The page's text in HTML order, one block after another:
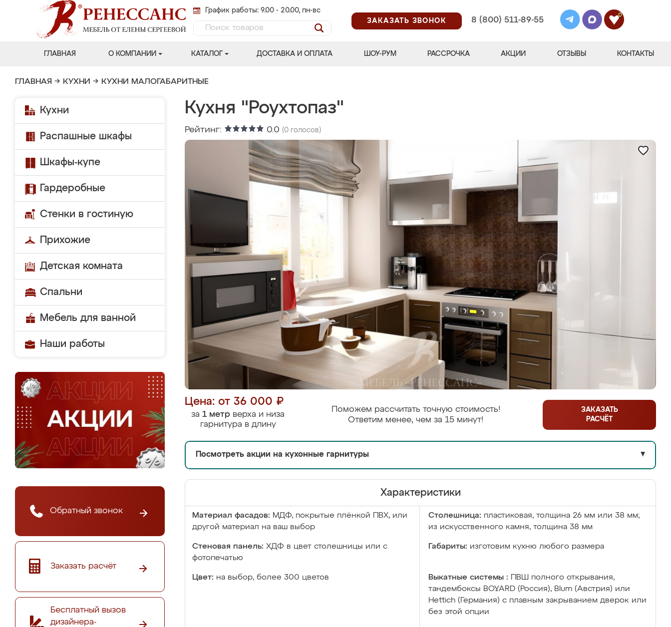
График работы: 9.00 - 20.00, пн-вс
ЗАКАЗАТЬ ЗВОНОК
8 (800) 511-89-55
0
ГЛАВНАЯ О КОМПАНИИ КАТАЛОГ ДОСТАВКА И ОПЛАТА ШОУ-РУМ РАССРОЧКА АКЦИИ ОТЗЫВЫ КОНТАКТЫ
ГЛАВНАЯ → КУХНИ → КУХНИ МАЛОГАБАРИТНЫЕ
Кухни
Распашные шкафы
Шкафы-купе
Гардеробные
Стенки в гостиную
Прихожие
Детская комната
Спальни
Мебель для ванной
Наши работы
Обратный звонок
Заказать расчёт
Бесплатный вызов
дизайнера-
Кухня "Роухтопаз"
Рейтинг: 0.0 (0 голосов)
Цена: от 36 000 ₽
за 1 метр верха и низа
гарнитура в длину
Поможем рассчитать точную стоимость!
Ответим менее, чем за 15 минут!
ЗАКАЗАТЬ
РАСЧЁТ
Посмотреть акции на кухонные гарнитуры ▼
Характеристики
Материал фасадов: МДФ, покрытые плёнкой ПВХ, или
другой материал на ваш выбор
Столешница: пластиковая, толщина 26 мм или 38 мм;
из искусственного камня, толщина 38 мм
Стеновая панель: ХДФ в цвет столешницы или с
фотопечатью
Габариты: изготовим кухню любого размера
Цвет: на выбор, более 300 цветов Выкатные системы :
ПВШ полного открывания,
тандембоксы BOYARD (Россия), Blum (Австрия) или
Hettich (Германия) с плавным закрыванием дверок или
без этой опции